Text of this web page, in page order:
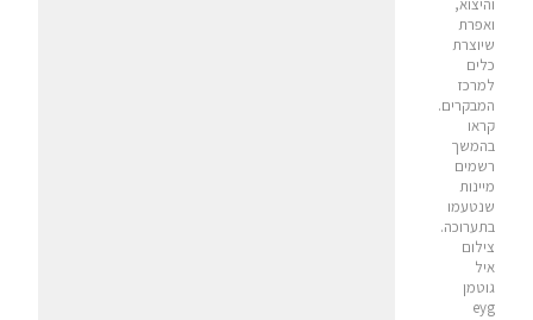
והיצוא,
ואפרת
שיוצרת
כלים
למרכז
המבקרים.
קראו
בהמשך
רשמים
מיינות
שנטעמו
בתערוכה.
צילום
איל
גוטמן
eyg